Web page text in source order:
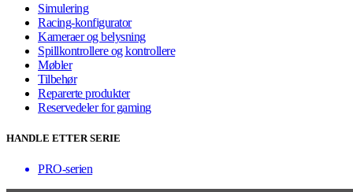
Simulering
Racing-konfigurator
Kameraer og belysning
Spillkontrollere og kontrollere
Møbler
Tilbehør
Reparerte produkter
Reservedeler for gaming
HANDLE ETTER SERIE
PRO-serien